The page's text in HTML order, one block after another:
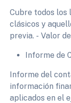
Cubre todos los
clásicos y
previa. - Valor
Informe de
Informe del
información
aplicados en el